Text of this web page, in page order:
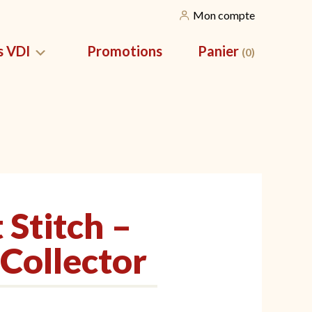
Mon compte
VDI Promotions Panier (0)
–